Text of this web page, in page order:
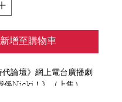
新增至購物車
論壇》網上電台廣播劇
係Nicki！》（上集）。